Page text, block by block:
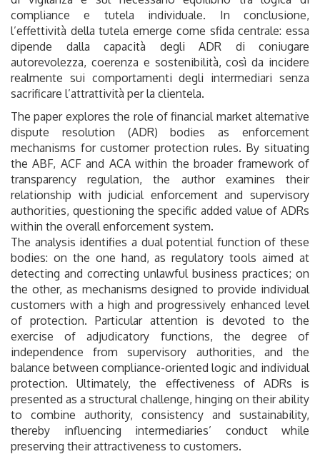
compliance e tutela individuale. In conclusione,
l’effettività della tutela emerge come sfida centrale: essa
dipende dalla capacità degli ADR di coniugare
autorevolezza, coerenza e sostenibilità, così da incidere
realmente sui comportamenti degli intermediari senza
sacrificare l’attrattività per la clientela.
The paper explores the role of financial market alternative
dispute resolution (ADR) bodies as enforcement
mechanisms for customer protection rules. By situating
the ABF, ACF and ACA within the broader framework of
transparency regulation, the author examines their
relationship with judicial enforcement and supervisory
authorities, questioning the specific added value of ADRs
within the overall enforcement system.
The analysis identifies a dual potential function of these
bodies: on the one hand, as regulatory tools aimed at
detecting and correcting unlawful business practices; on
the other, as mechanisms designed to provide individual
customers with a high and progressively enhanced level
of protection. Particular attention is devoted to the
exercise of adjudicatory functions, the degree of
independence from supervisory authorities, and the
balance between compliance-oriented logic and individual
protection. Ultimately, the effectiveness of ADRs is
presented as a structural challenge, hinging on their ability
to combine authority, consistency and sustainability,
thereby influencing intermediaries’ conduct while
preserving their attractiveness to customers.